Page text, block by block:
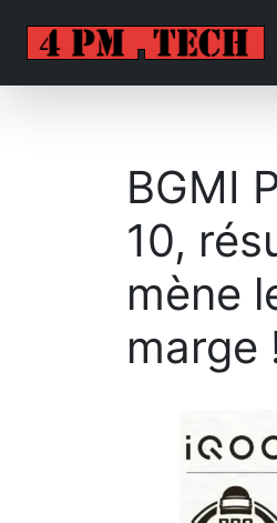
BGMI
10,
mène
marge